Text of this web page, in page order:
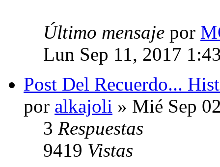
Último mensaje por
Lun Sep 11, 2017
Post Del Recuerdo...
por alkajoli » Mié Sep
3 Respuestas
9419 Vistas